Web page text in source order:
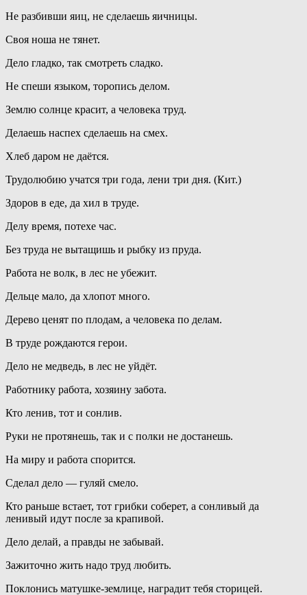
Не разбивши яиц, не сделаешь яичницы.
Своя ноша не тянет.
Дело гладко, так смотреть сладко.
Не спеши языком, торопись делом.
Землю солнце красит, а человека труд.
Делаешь наспех сделаешь на смех.
Хлеб даром не даётся.
Трудолюбию учатся три года, лени три дня. (Кит.)
Здоров в еде, да хил в труде.
Делу время, потехе час.
Без труда не вытащишь и рыбку из пруда.
Работа не волк, в лес не убежит.
Дельце мало, да хлопот много.
Дерево ценят по плодам, а человека по делам.
В труде рождаются герои.
Дело не медведь, в лес не уйдёт.
Работнику работа, хозяину забота.
Кто ленив, тот и сонлив.
Руки не протянешь, так и с полки не достанешь.
На миру и работа спорится.
Сделал дело — гуляй смело.
Кто раньше встает, тот грибки соберет, а сонливый да
ленивый идут после за крапивой.
Дело делай, а правды не забывай.
Зажиточно жить надо труд любить.
Поклонись матушке-землице, наградит тебя сторицей.